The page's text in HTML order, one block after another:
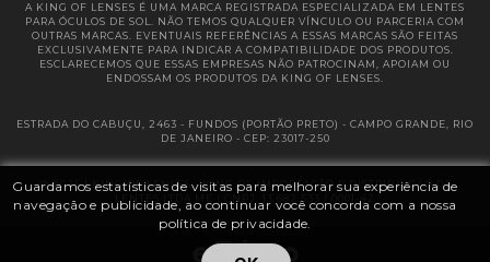
Guardamos estatísticas de visitas para melhorar sua experiência de
navegação e publicidade, ao continuar você concorda com a nossa
política de privacidade.
A KING OF LENSES É UMA MARCA REGISTRADA ESPECIALIZADA EM LENTES
PARA ÓCULOS DE SOL. NÃO TEMOS QUALQUER VÍNCULO OU PARCERIA COM
OUTRAS MARCAS. EVENTUAIS REFERÊNCIAS A ESSAS MARCAS SÃO FEITAS
EXCLUSIVAMENTE PARA INDICAR A COMPATIBILIDADE DOS PRODUTOS.
ESCLARECEMOS QUE ESSAS EMPRESAS NÃO PATROCINAM, APOIAM OU
ENDOSSAM OS PRODUTOS DA KING OF LENSES.
ESTRADA DO CABUÇU, 2463 - FUNDOS (PORTÃO PRETO) - CAMPO GRANDE, RIO
DE JANEIRO - CEP: 23017-250
@ 2025 | KING OF LENSES - KING OF IMPORTAÇÃO E DISTRIBUIÇÃO DE
LENTES LTDA ME | CNPJ: 13.682.533 / 0001-42